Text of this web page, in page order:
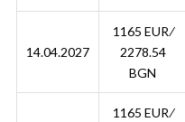
14.04.2027
1165 EUR ∕
2278.54
BGN
1165 EUR ∕